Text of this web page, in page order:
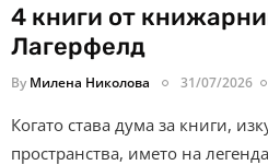
4 книги от
Лагерфелд
By Милена Николова 31/07/2026
Когато става дума за книги,
пространства, името на